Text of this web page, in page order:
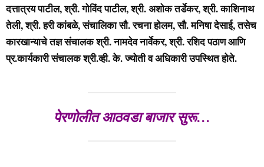
दत्तात्रय पाटील, श्री. गोविंद पाटील, श्री. अशोक तर्डेकर, श्री. काशिनाथ
तेली, श्री. हरी कांबळे, संचालिका सौ. रचना होलम, सौ. मनिषा देसाई, तसेच
कारखान्याचे तज्ञ संचालक श्री. नामदेव नार्वेकर, श्री. रशिद पठाण आणि
प्र.कार्यकारी संचालक श्री.व्ही. के. ज्योती व अधिकारी उपस्थित होते.
पेरणोलीत आठवडा बाजार सुरू…